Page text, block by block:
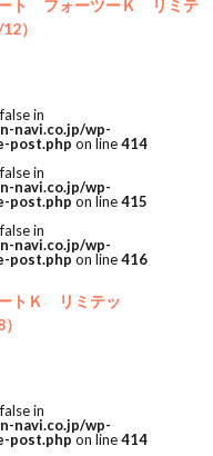
ト フォーツーＫ リミテ
）
in
navi.co.jp/wp-
post.php on line414
in
navi.co.jp/wp-
post.php on line415
in
navi.co.jp/wp-
post.php on line416
トＫ リミテッ
in
navi.co.jp/wp-
post.php on line414